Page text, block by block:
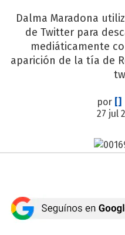
Dalma Maradona
de Twitter para
mediáticamente
aparición de la tía de
por []
27 jul